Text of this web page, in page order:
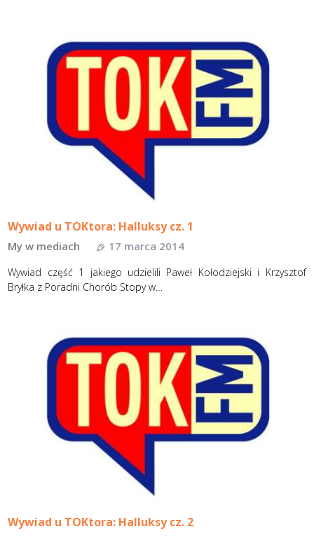
Wywiad u TOKtora: Halluksy cz. 1
My w mediach 17 marca 2014
Wywiad część 1 jakiego udzielili Paweł Kołodziejski i Krzysztof
Bryłka z Poradni Chorób Stopy w…
Wywiad u TOKtora: Halluksy cz. 2